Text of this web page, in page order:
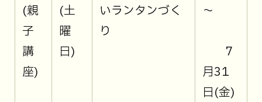
(親
子
講
座)
(土
曜
日)
いランタンづく
り
～
7
月31
日(金)